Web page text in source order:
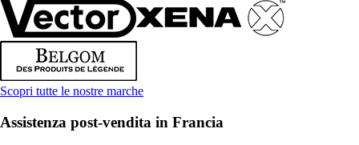
Scopri tutte le nostre marche
Assistenza post-vendita in Francia